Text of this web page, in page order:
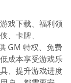
戏下载、福利领
、卡牌、
GM 特权、免费
成本享受游戏乐
、提升游戏进度